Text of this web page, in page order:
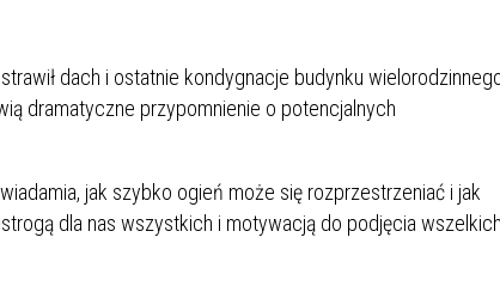
INFORMACJE DOTYCZĄCE
TRANSPLANTACJI
RADA MIASTA
WYKAZ ZWIERZĄT
Z TERENU MIASTA
SZKOŁA” RZĄDOWY
„PRZYJAZNA SZKOŁA”
2027
KONKURSY NA
DYREKTORA
dach i ostatnie kondygnacje budynku
dramatyczne przypomnienie o potencjalnych
jak szybko ogień może się rozprzestrzeniać i jak
dla nas wszystkich i motywacją do podjęcia